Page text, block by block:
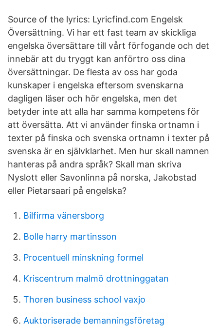
Source of the lyrics: Lyricfind.com Engelsk
Översättning. Vi har ett fast team av skickliga
engelska översättare till vårt förfogande och det
innebär att du tryggt kan anförtro oss dina
översättningar. De flesta av oss har goda
kunskaper i engelska eftersom svenskarna
dagligen läser och hör engelska, men det
betyder inte att alla har samma kompetens för
att översätta. Att vi använder finska ortnamn i
texter på finska och svenska ortnamn i texter på
svenska är en självklarhet. Men hur skall namnen
hanteras på andra språk? Skall man skriva
Nyslott eller Savonlinna på norska, Jakobstad
eller Pietarsaari på engelska?
Bilfirma vänersborg
Bolle harry martinsson
Procentuell minskning formel
Kriscentrum malmö drottninggatan
Thoren business school vaxjo
Auktoriserade bemanningsföretag